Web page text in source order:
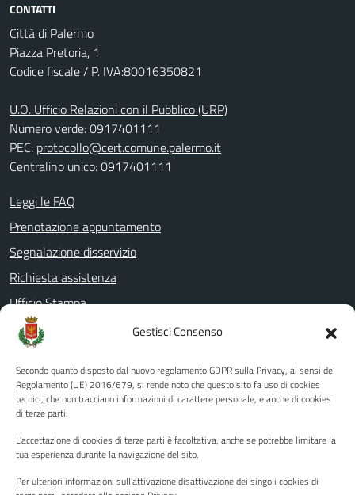
Gestisci Consenso
Secondo quanto disposto dal nuovo regolamento GDPR sulla Privacy, ai sensi del
Regolamento (UE) 2016/679, si rende noto che questo sito fa uso di cookies
tecnici, che non tracciano informazioni di carattere personale, e anche di cookies
di terze parti.
L'accettazione di cookies di terze parti è facoltativa, anche se potrebbe limitare la
tua esperienza durante la navigazione del sito.
Per ulteriori informazioni sull'attivazione disattivazione dei singoli cookies di
CONTATTI
Città di Palermo
Piazza Pretoria, 1
Codice fiscale / P. IVA:80016350821
U.O. Ufficio Relazioni con il Pubblico (URP)
Numero verde: 0917401111
PEC: protocollo@cert.comune.palermo.it
Centralino unico: 0917401111
Leggi le FAQ
Prenotazione appuntamento
Segnalazione disservizio
Richiesta assistenza
Ufficio Stampa
Amministrazione Trasparente
Albo pretorio
Informativa privacy
Note legali
Piano di miglioramento del sito